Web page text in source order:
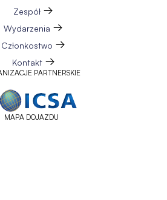
Zespół
Wydarzenia
Członkostwo
Kontakt
PARTNERSKIE
MAPA DOJAZDU